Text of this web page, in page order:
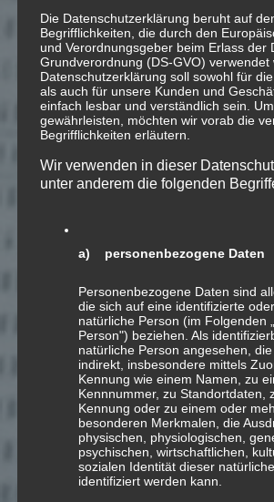
2011; «mediaphonic cycle»
SEP.
Ballade in F∆
Ballade in F∆ für Schwyzerörgeli
2011; «mediaphonic cycle»
Die Datenschutzerklärung beruht auf
Begrifflichkeiten, die durch den
und Verordnungsgeber beim Erlass der
Grundverordnung (DS-GVO) verwendet
Datenschutzerklärung soll sowohl für
als auch für unsere Kunden und
einfach lesbar und verständlich sein.
gewährleisten, möchten wir vorab die
Begrifflichkeiten erläutern.
Wir verwenden in dieser
unter anderem die folgenden
a) personenbezogene Daten
Personenbezogene Daten sind
die sich auf eine identifizierte
natürliche Person (im Folgenden
Person") beziehen. Als
natürliche Person angesehen,
indirekt, insbesondere mittels
Kennung wie einem Namen, zu
Kennnummer, zu Standortdaten,
Kennung oder zu einem oder
besonderen Merkmalen, die
physischen, physiologischen,
psychischen, wirtschaftlichen,
sozialen Identität dieser
identifiziert werden kann.